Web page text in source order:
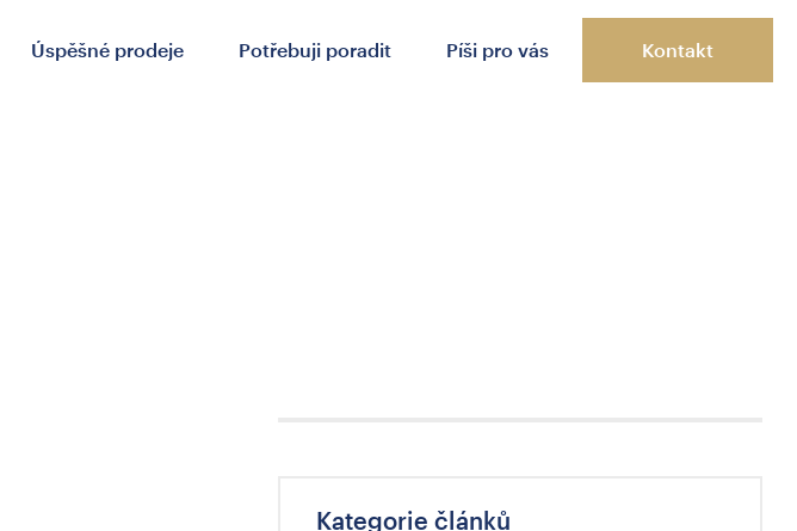
Úspěšné prodeje Potřebuji poradit Píši pro vás Kontakt
Kategorie článků